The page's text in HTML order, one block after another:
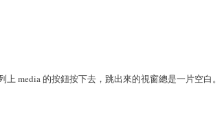
media 的按鈕按下去，跳出來的視窗總是一片空白。